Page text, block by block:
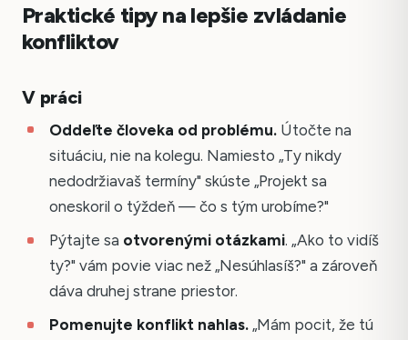
Praktické tipy na lepšie zvládanie
konfliktov
V práci
Oddeľte človeka od problému.Útočte na
situáciu, nie na kolegu. Namiesto „Ty nikdy
nedodržiavaš termíny" skúste „Projekt sa
oneskoril o týždeň — čo s tým urobíme?"
Pýtajte sa otvorenými otázkami. „Ako to vidíš
ty?" vám povie viac než „Nesúhlasíš?" a zároveň
dáva druhej strane priestor.
Pomenujte konflikt nahlas.„Mám pocit, že tú